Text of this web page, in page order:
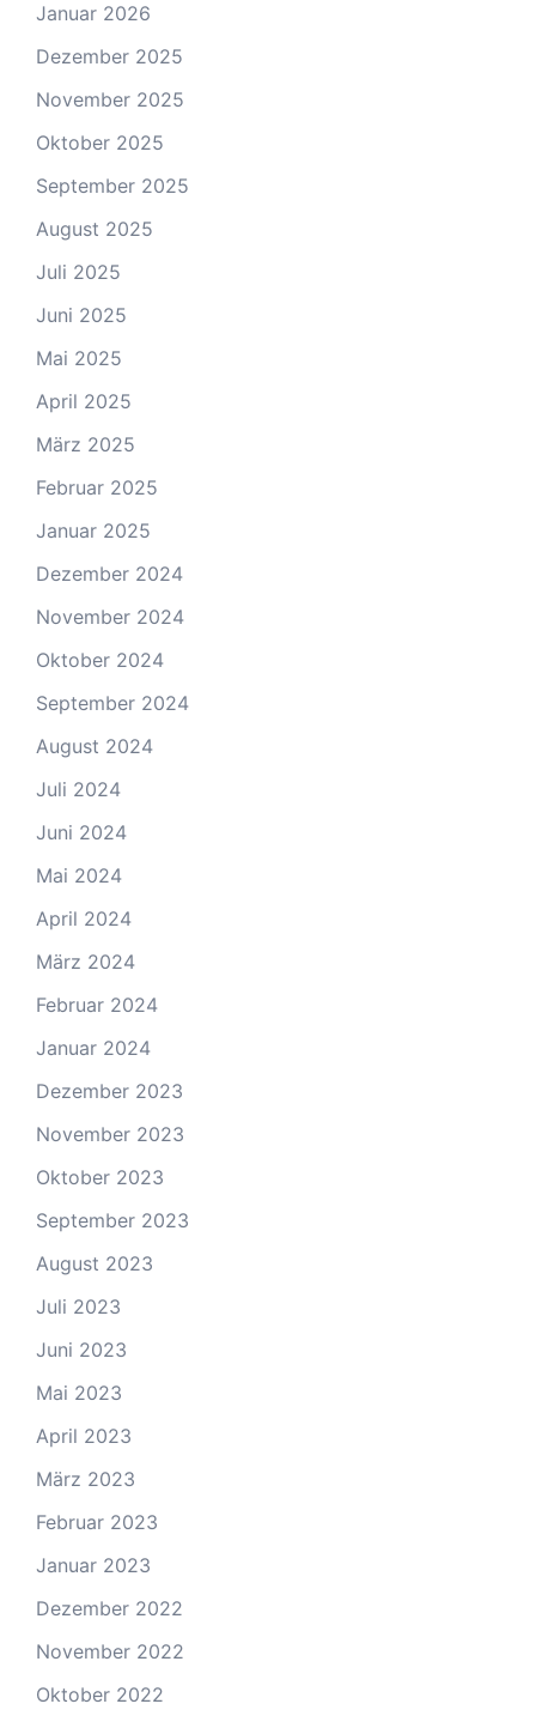
Januar 2026
Dezember 2025
November 2025
Oktober 2025
September 2025
August 2025
Juli 2025
Juni 2025
Mai 2025
April 2025
März 2025
Februar 2025
Januar 2025
Dezember 2024
November 2024
Oktober 2024
September 2024
August 2024
Juli 2024
Juni 2024
Mai 2024
April 2024
März 2024
Februar 2024
Januar 2024
Dezember 2023
November 2023
Oktober 2023
September 2023
August 2023
Juli 2023
Juni 2023
Mai 2023
April 2023
März 2023
Februar 2023
Januar 2023
Dezember 2022
November 2022
Oktober 2022